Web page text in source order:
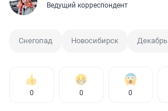
Ведущий корреспондент
Снегопад Новосибирск Декабрь
0 0 0